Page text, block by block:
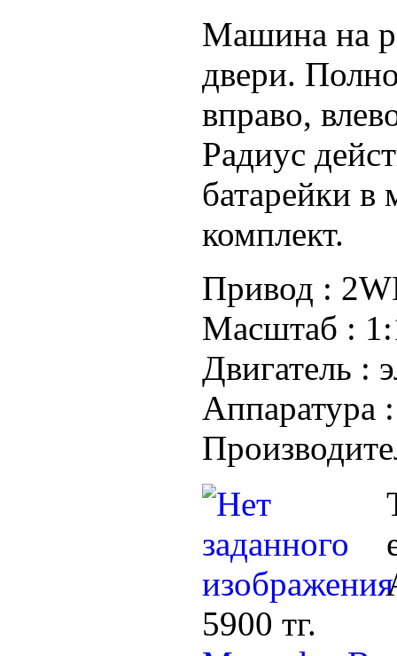
Машина на
двери.
вправо,
Радиус
батарейки в
комплект.
Привод :
Масштаб :
Двигатель :
Аппаратура
5900 тг.